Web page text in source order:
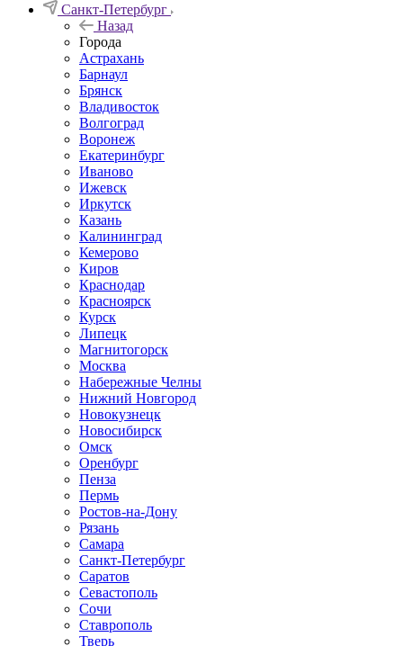
Санкт-Петербург
Назад
Города
Астрахань
Барнаул
Брянск
Владивосток
Волгоград
Воронеж
Екатеринбург
Иваново
Ижевск
Иркутск
Казань
Калининград
Кемерово
Киров
Краснодар
Красноярск
Курск
Липецк
Магнитогорск
Москва
Набережные Челны
Нижний Новгород
Новокузнецк
Новосибирск
Омск
Оренбург
Пенза
Пермь
Ростов-на-Дону
Рязань
Самара
Санкт-Петербург
Саратов
Севастополь
Сочи
Ставрополь
Тверь